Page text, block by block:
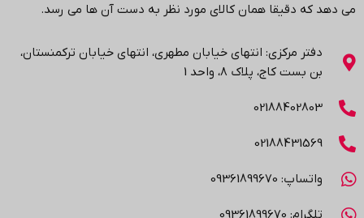
می دهد که دقیقا همان کالای مورد نظر به دست آن ها می رسد.
دفتر مرکزی: انتهاي خیابان مطهری، انتهاي خیابان ترکمنستان،
بن بست کاج، پلاک ۸، واحد 1
02188402803
02188431569
واتساپ: 09361899670
تلگرام: 09361899670